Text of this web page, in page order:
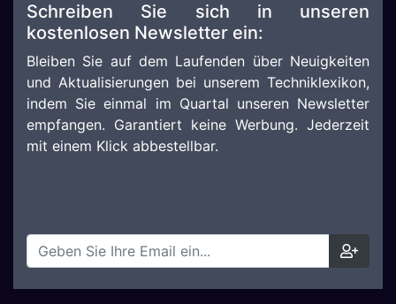
Schreiben Sie sich in unseren
kostenlosen Newsletter ein:
Bleiben Sie auf dem Laufenden über Neuigkeiten
und Aktualisierungen bei unserem Techniklexikon,
indem Sie einmal im Quartal unseren Newsletter
empfangen. Garantiert keine Werbung. Jederzeit
mit einem Klick abbestellbar.